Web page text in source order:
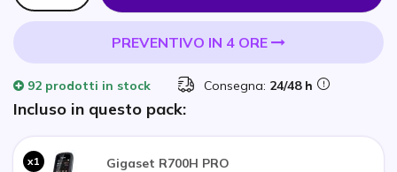
PREVENTIVO IN 4 ORE
92 prodotti in stock Consegna: 24/48 h
Incluso in questo pack:
x1 Gigaset R700H PRO